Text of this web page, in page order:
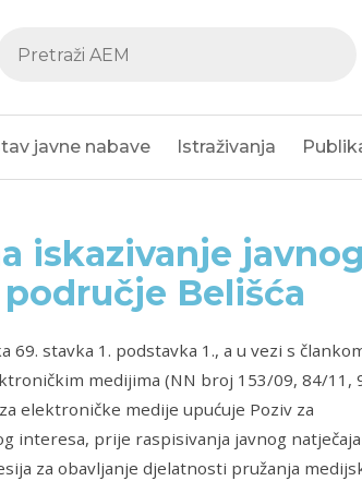
javne nabave Istraživanja
iskazivanje
područje Belišća
69. stavka 1. podstavka 1., a u vezi s
medijima (NN broj 153/09, 84/11,
elektroničke medije upućuje Poziv za
interesa, prije raspisivanja javnog natječaja
za obavljanje djelatnosti pružanja